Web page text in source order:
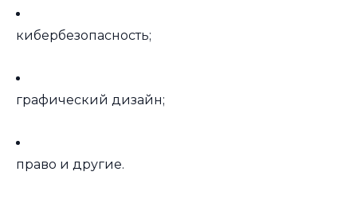
кибербезопасность;
графический дизайн;
право и другие.